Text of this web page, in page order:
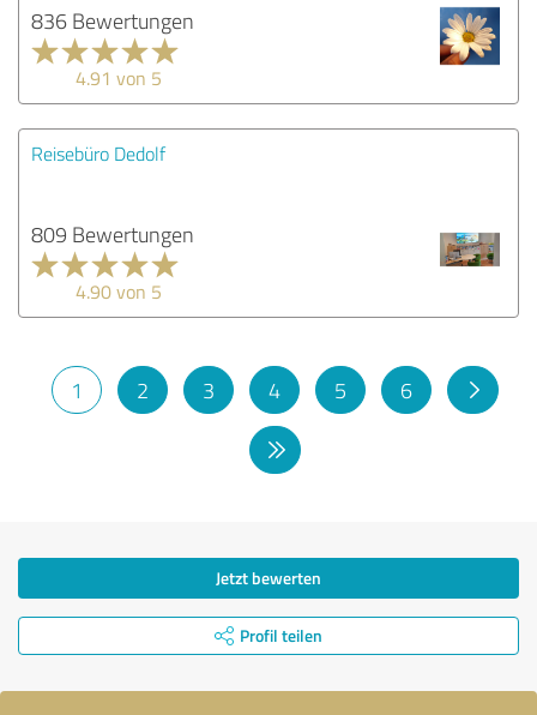
836 Bewertungen
4.91 von 5
Reisebüro Dedolf
809 Bewertungen
4.90 von 5
1 2 3 4 5 6
Jetzt bewerten
Profil teilen